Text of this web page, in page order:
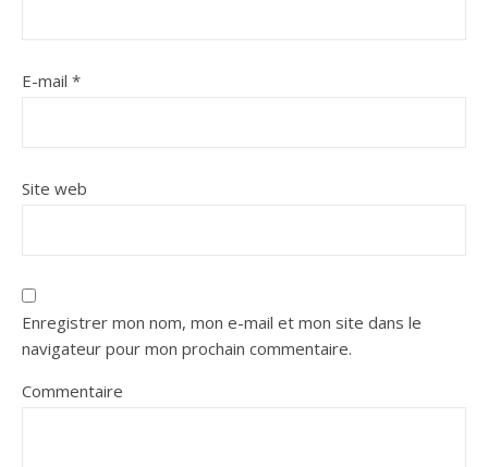
E-mail *
Site web
Enregistrer mon nom, mon e-mail et mon site dans le
navigateur pour mon prochain commentaire.
Commentaire